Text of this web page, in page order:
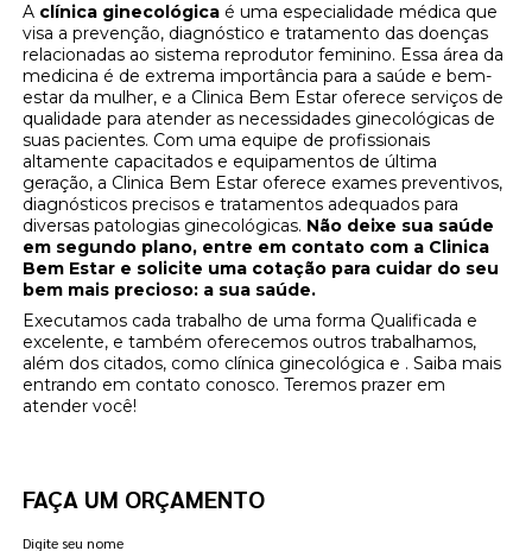
A clínica ginecológica é uma especialidade médica que
visa a prevenção, diagnóstico e tratamento das doenças
relacionadas ao sistema reprodutor feminino. Essa área da
medicina é de extrema importância para a saúde e bem-
estar da mulher, e a Clinica Bem Estar oferece serviços de
qualidade para atender as necessidades ginecológicas de
suas pacientes. Com uma equipe de profissionais
altamente capacitados e equipamentos de última
geração, a Clinica Bem Estar oferece exames preventivos,
diagnósticos precisos e tratamentos adequados para
diversas patologias ginecológicas. Não deixe sua saúde
em segundo plano, entre em contato com a Clinica
Bem Estar e solicite uma cotação para cuidar do seu
bem mais precioso: a sua saúde.
Executamos cada trabalho de uma forma Qualificada e
excelente, e também oferecemos outros trabalhamos,
além dos citados, como clínica ginecológica e . Saiba mais
entrando em contato conosco. Teremos prazer em
atender você!
FAÇA UM ORÇAMENTO
Digite seu nome